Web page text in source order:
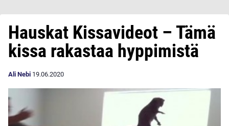
Hauskat Kissavideot – Tämä
kissa rakastaa hyppimistä
Ali Nebi 19.06.2020